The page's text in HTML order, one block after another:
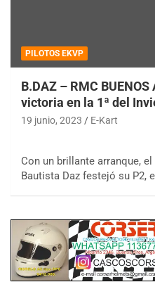
PILOTOS EKVP
B.DAZ – RMC
victoria en la 1ª del
19 junio, 2023 E-Kart
Con un brillante arranque,
Bautista Daz festejó su P2,